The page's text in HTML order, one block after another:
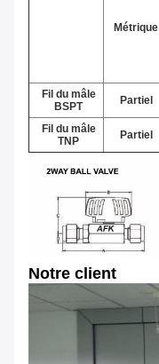
Métrique
Fil du mâle
BSPT
Partiel
Fil du mâle
TNP
Partiel
Notre client